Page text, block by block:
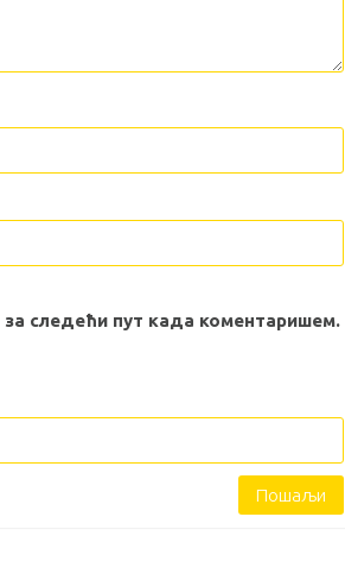
за следећи пут када коментаришем.